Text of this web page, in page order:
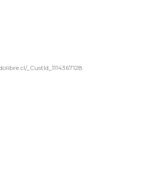
_CustId_1114367128